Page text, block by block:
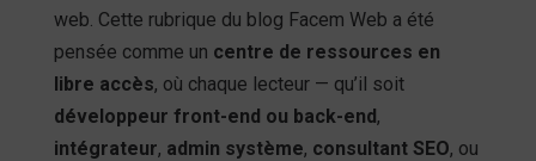
web. Cette rubrique du blog Facem Web a été
pensée comme un centre de ressources en
libre accès, où chaque lecteur — qu’il soit
développeur front-end ou back-end,
intégrateur, admin système, consultant SEO, ou